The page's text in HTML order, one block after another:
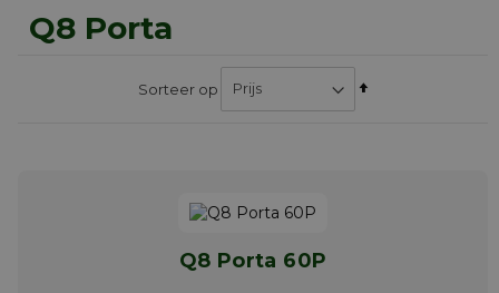
Q8 Porta
Sorteer op
Van
Q8 Porta 60P